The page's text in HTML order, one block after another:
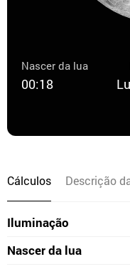
Nascer da lua
00:18
Cálculos Descrição
Iluminação
Nascer da lua